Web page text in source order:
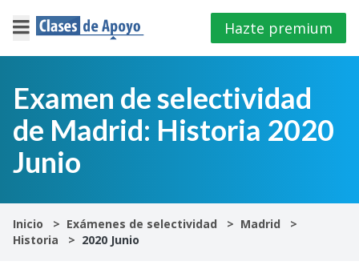
×
Iniciar
sesión
E.S.O
Hazte premium
Examen de selectividad
de Madrid: Historia 2020
Junio
Inicio Exámenes de selectividad
Madrid
Historia
2020 Junio